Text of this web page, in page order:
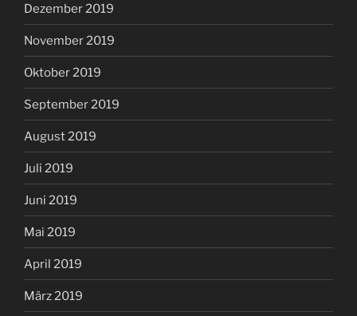
Dezember 2019
November 2019
Oktober 2019
September 2019
August 2019
Juli 2019
Juni 2019
Mai 2019
April 2019
März 2019